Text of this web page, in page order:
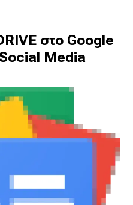
στο Google
Media